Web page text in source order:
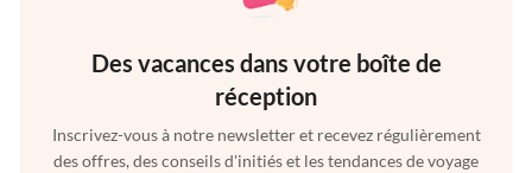
Des vacances dans votre boîte de
réception
Inscrivez-vous à notre newsletter et recevez régulièrement
des offres, des conseils d'initiés et les tendances de voyage